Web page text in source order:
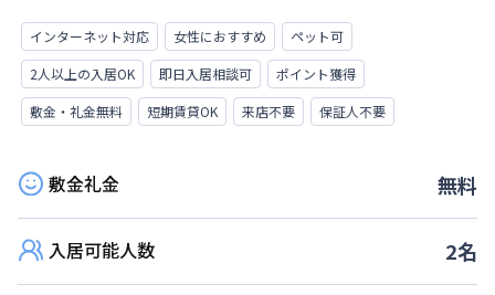
インターネット対応 女性におすすめ
ペット可
2人以上の入居OK
即日入居相談可
ポイント獲得
敷金・礼金無料
短期賃貸OK 来店不要 保証人不要
敷金礼金 無料
入居可能人数 2名